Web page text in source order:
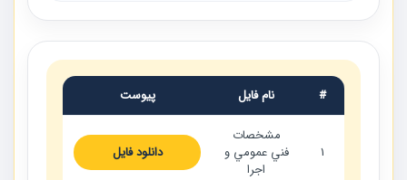
# نام فایل پیوست
1
مشخصات
فني عمومي و
اجرا
دانلود فایل